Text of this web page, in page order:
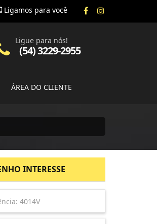
Ligamos para você
ÁREA DO CLIENTE
Ligue para nós!
(54) 3229-2955
INTERESSE